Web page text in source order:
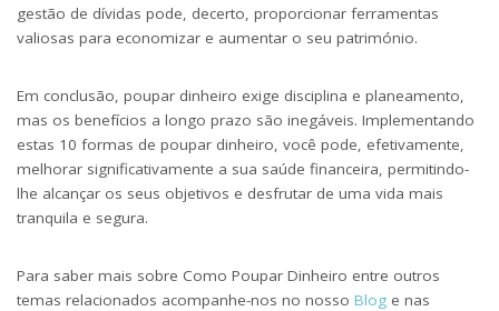
gestão de dívidas pode, decerto, proporcionar ferramentas
valiosas para economizar e aumentar o seu património.
Em conclusão, poupar dinheiro exige disciplina e planeamento,
mas os benefícios a longo prazo são inegáveis. Implementando
estas 10 formas de poupar dinheiro, você pode, efetivamente,
melhorar significativamente a sua saúde financeira, permitindo-
lhe alcançar os seus objetivos e desfrutar de uma vida mais
tranquila e segura.
Para saber mais sobre Como Poupar Dinheiro entre outros
temas relacionados acompanhe-nos no nosso Blog e nas